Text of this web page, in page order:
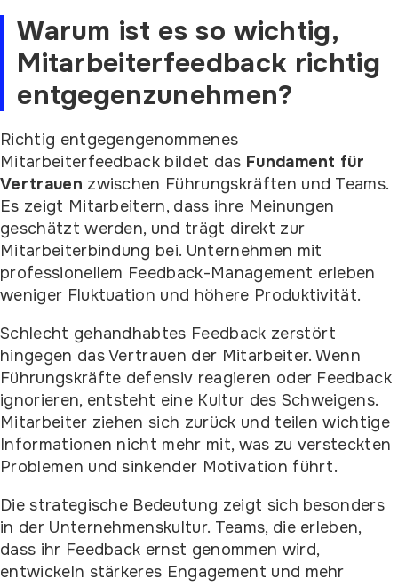
Warum ist es so wichtig,
Mitarbeiterfeedback richtig
entgegenzunehmen?
Richtig entgegengenommenes
Mitarbeiterfeedback bildet das Fundament für
Vertrauen zwischen Führungskräften und Teams.
Es zeigt Mitarbeitern, dass ihre Meinungen
geschätzt werden, und trägt direkt zur
Mitarbeiterbindung bei. Unternehmen mit
professionellem Feedback-Management erleben
weniger Fluktuation und höhere Produktivität.
Schlecht gehandhabtes Feedback zerstört
hingegen das Vertrauen der Mitarbeiter. Wenn
Führungskräfte defensiv reagieren oder Feedback
ignorieren, entsteht eine Kultur des Schweigens.
Mitarbeiter ziehen sich zurück und teilen wichtige
Informationen nicht mehr mit, was zu versteckten
Problemen und sinkender Motivation führt.
Die strategische Bedeutung zeigt sich besonders
in der Unternehmenskultur. Teams, die erleben,
dass ihr Feedback ernst genommen wird,
entwickeln stärkeres Engagement und mehr